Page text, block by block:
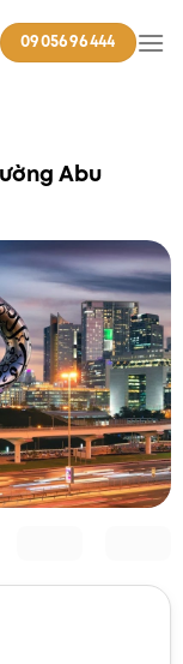
0905696444
Abu